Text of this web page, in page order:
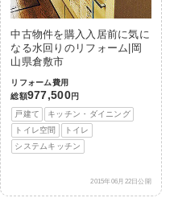
中古物件を購入入居前に気に
なる水回りのリフォーム|岡
山県倉敷市
リフォーム費用
総額977,500円
戸建て
キッチン・ダイニング
トイレ空間
トイレ
システムキッチン
2015年06月22日公開